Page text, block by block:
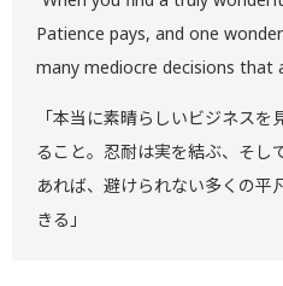
Patience pays, and one
many mediocre decisions that
「本当に素晴らしいビジネス
ること。忍耐は実を結ぶ、そし
あれば、避けられない多くの平
きる」